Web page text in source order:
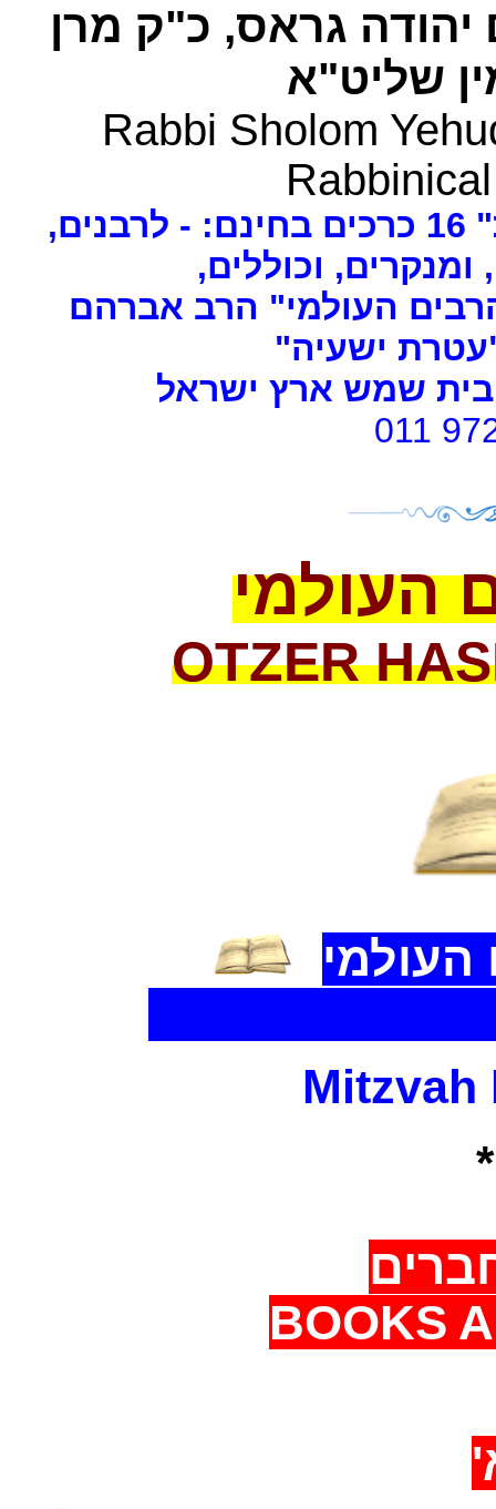
גראס, כ"ק מרן
שליט"א
Rabbi Sholom
ומנקרים, וכוללים,
העולמי" הרב אברהם
ישעיה"
שמש ארץ ישראל
011
העולמי
OTZER
העולמי
Mitzvah
BOOKS